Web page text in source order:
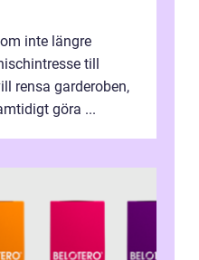
inte längre
till
rensa garderoben,
göra ...